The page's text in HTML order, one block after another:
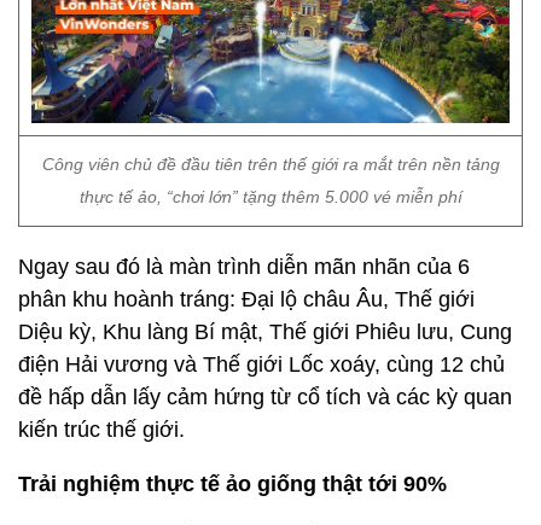
Công viên chủ đề đầu tiên trên thế giới ra mắt trên nền tảng
thực tế ảo, “chơi lớn” tặng thêm 5.000 vé miễn phí
Ngay sau đó là màn trình diễn mãn nhãn của 6
phân khu hoành tráng: Đại lộ châu Âu, Thế giới
Diệu kỳ, Khu làng Bí mật, Thế giới Phiêu lưu, Cung
điện Hải vương và Thế giới Lốc xoáy, cùng 12 chủ
đề hấp dẫn lấy cảm hứng từ cổ tích và các kỳ quan
kiến trúc thế giới.
Trải nghiệm thực tế ảo giống thật tới 90%